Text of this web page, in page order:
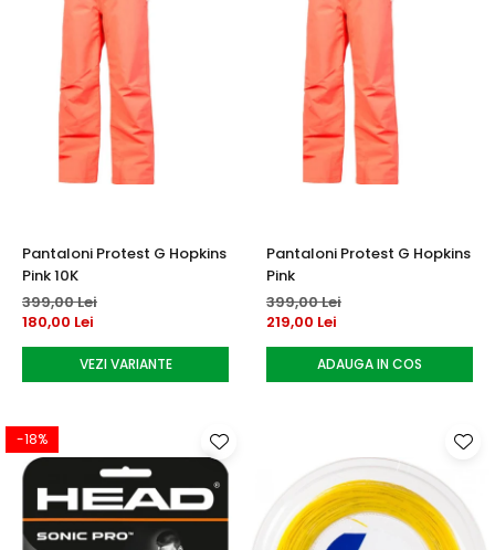
Pantaloni Protest G Hopkins
Pink 10K
399,00 Lei
180,00 Lei
VEZI VARIANTE
Pantaloni Protest G Hopkins
Pink
399,00 Lei
219,00 Lei
ADAUGA IN COS
-18%